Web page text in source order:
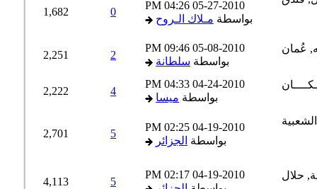
05-27-2010
04:26 PM
بواسطةمـلاك الـروح
1,682
05-08-2010
09:46 PM
بواسطةسلطانة
2,251
04-24-2010
04:33 PM
بواسطةميسا
2,222
04-19-2010
02:25 PM
بواسطةالجزائر
2,701
04-19-2010
02:17 PM
4,113